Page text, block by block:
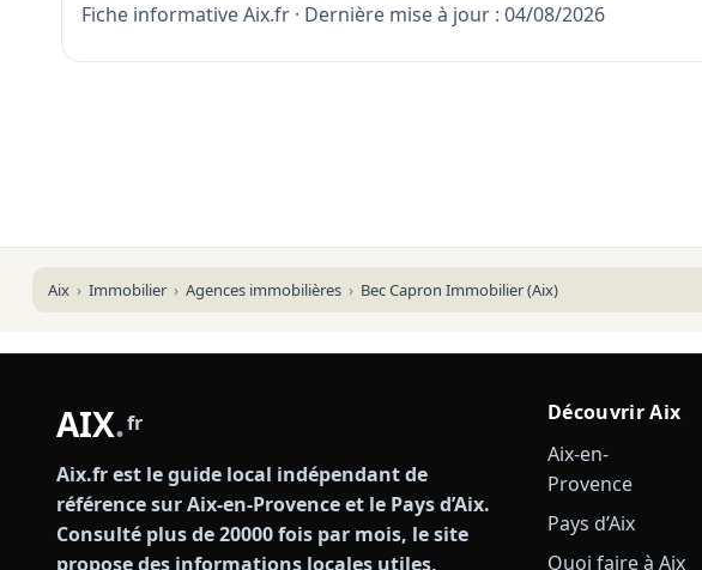
Fiche informative Aix.fr · Dernière mise à jour : 04/08/2026
Aix Immobilier Agences immobilières Bec Capron Immobilier (Aix)
AIX.fr
Aix.fr est le guide local indépendant de
référence sur Aix-en-Provence et le Pays d’Aix.
Consulté plus de 20000 fois par mois, le site
propose des informations locales utiles,
Découvrir Aix
Aix-en-
Provence
Pays d’Aix
Quoi faire à Aix